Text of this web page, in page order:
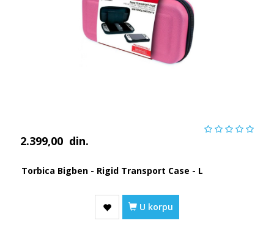
2.399,00 din.
Torbica Bigben - Rigid Transport Case - L
U korpu